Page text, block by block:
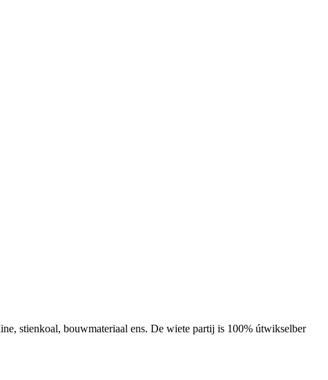
stienkoal, bouwmateriaal ens. De wiete partij is 100% útwikselber